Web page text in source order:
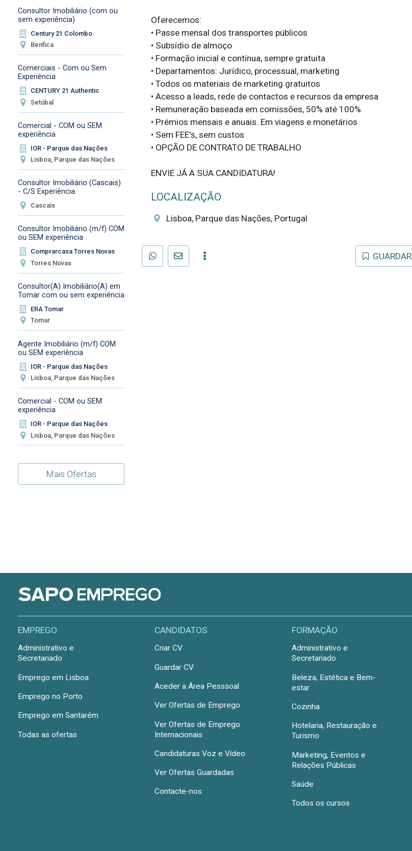
Consultor Imobiliário (com ou
sem experiência)
Century 21 Colombo
Benfica
Comerciais - Com ou Sem
Experiência
CENTURY 21 Authentic
Setúbal
Comercial - COM ou SEM
experiência
IOR - Parque das Nações
Lisboa, Parque das Nações
Consultor Imobiliário (Cascais)
- C/S Experiência
Cascais
Consultor Imobiliário (m/f) COM
ou SEM experiência
Comprarcasa Torres Novas
Torres Novas
Consultor(A) Imobiliário(A) em
Tomar com ou sem experiência
ERA Tomar
Tomar
Agente Imobiliário (m/f) COM
ou SEM experiência
IOR - Parque das Nações
Lisboa, Parque das Nações
Comercial - COM ou SEM
experiência
IOR - Parque das Nações
Lisboa, Parque das Nações
Mais Ofertas
Oferecemos:
• Passe mensal dos transportes públicos
• Subsídio de almoço
• Formação inicial e contínua, sempre gratuita
• Departamentos: Jurídico, processual, marketing
• Todos os materiais de marketing gratuitos
• Acesso a leads, rede de contactos e recursos da empresa
• Remuneração baseada em comissões, 50% até 100%
• Prémios mensais e anuais. Em viagens e monetários
• Sem FEE's, sem custos
• OPÇÃO DE CONTRATO DE TRABALHO
ENVIE JÁ A SUA CANDIDATURA!
LOCALIZAÇÃO
Lisboa, Parque das Nações, Portugal
GUARDAR
EMPREGO
Administrativo e
Secretariado
Emprego em Lisboa
Emprego no Porto
Emprego em Santarém
Todas as ofertas
CANDIDATOS
Criar CV
Guardar CV
Aceder a Área Pesssoal
Ver Ofertas de Emprego
Ver Ofertas de Emprego
Internacionais
Candidaturas Voz e Vídeo
Ver Ofertas Guardadas
Contacte-nos
FORMAÇÃO
Administrativo e
Secretariado
Beleza, Estética e Bem-
estar
Cozinha
Hotelaria, Restauração e
Turismo
Marketing, Eventos e
Relações Públicas
Saúde
Todos os cursos